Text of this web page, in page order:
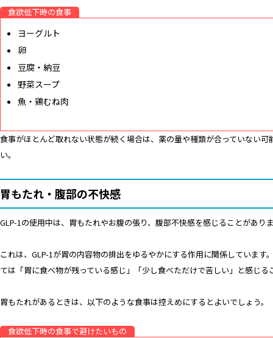
食欲低下時の食事
ヨーグルト
卵
豆腐・納豆
野菜スープ
魚・鶏むね肉
食事がほとんど取れない状態が続く場合は、薬の量や種類が合っていない
い。
胃もたれ・腹部の不快感
GLP-1の使用中は、胃もたれやお腹の張り、腹部不快感を感じることがあり
これは、GLP-1が胃の内容物の排出をゆるやかにする作用に関係しています
ては「胃に食べ物が残っている感じ」「少し食べただけで苦しい」と感じ
胃もたれがあるときは、以下のような食事は控えめにするとよいでしょう。
食欲低下時の食事で避けたいもの